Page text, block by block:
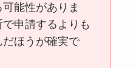
能性がありま
申請するよりも
ほうが確実で